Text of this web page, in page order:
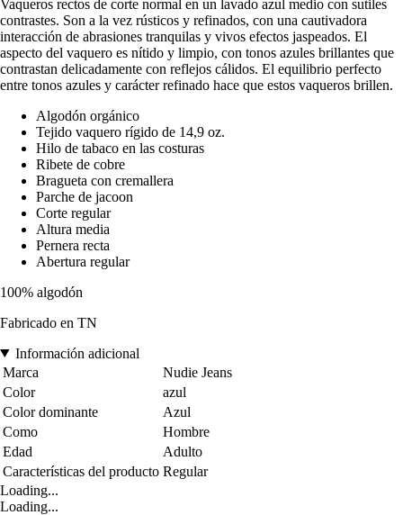
Vaqueros rectos de corte normal en un lavado azul medio con sutiles
contrastes. Son a la vez rústicos y refinados, con una cautivadora
interacción de abrasiones tranquilas y vivos efectos jaspeados. El
aspecto del vaquero es nítido y limpio, con tonos azules brillantes que
contrastan delicadamente con reflejos cálidos. El equilibrio perfecto
entre tonos azules y carácter refinado hace que estos vaqueros brillen.
Algodón orgánico
Tejido vaquero rígido de 14,9 oz.
Hilo de tabaco en las costuras
Ribete de cobre
Bragueta con cremallera
Parche de jacoon
Corte regular
Altura media
Pernera recta
Abertura regular
100% algodón
Fabricado en TN
Información adicional
Marca
Nudie Jeans
Color
azul
Color dominante
Azul
Como
Hombre
Edad
Adulto
Características del producto Regular
Loading...
Loading...